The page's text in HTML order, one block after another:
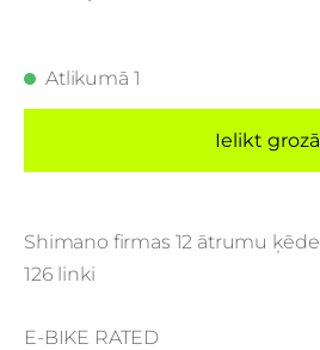
Atlikumā 1
Ielikt grozā
Shimano firmas 12 ātrumu ķēde
126 linki
E-BIKE RATED